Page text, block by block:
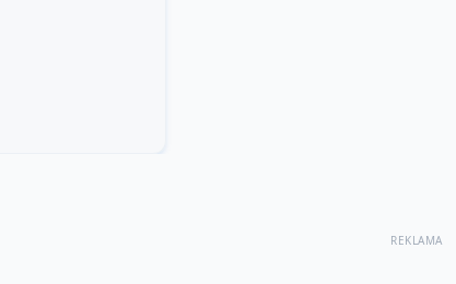
REKLAMA